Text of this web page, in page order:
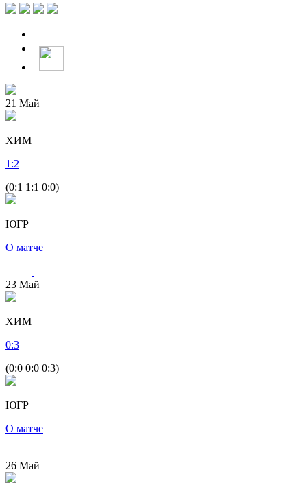
21 Май
ХИМ
1 :2
(0:1 1:1 0:0)
ЮГР
О матче
23 Май
ХИМ
0:3
(0:0 0:0 0:3)
ЮГР
О матче
26 Май